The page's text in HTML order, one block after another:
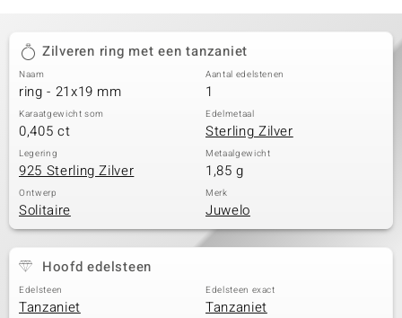
Zilveren ring met een tanzaniet
Naam
ring - 21x19 mm
Aantal edelstenen
1
Karaatgewicht som
0,405 ct
Edelmetaal
Sterling Zilver
Legering
925 Sterling Zilver
Metaalgewicht
1,85 g
Ontwerp
Solitaire
Merk
Juwelo
Hoofd edelsteen
Edelsteen
Tanzaniet
Edelsteen exact
Tanzaniet